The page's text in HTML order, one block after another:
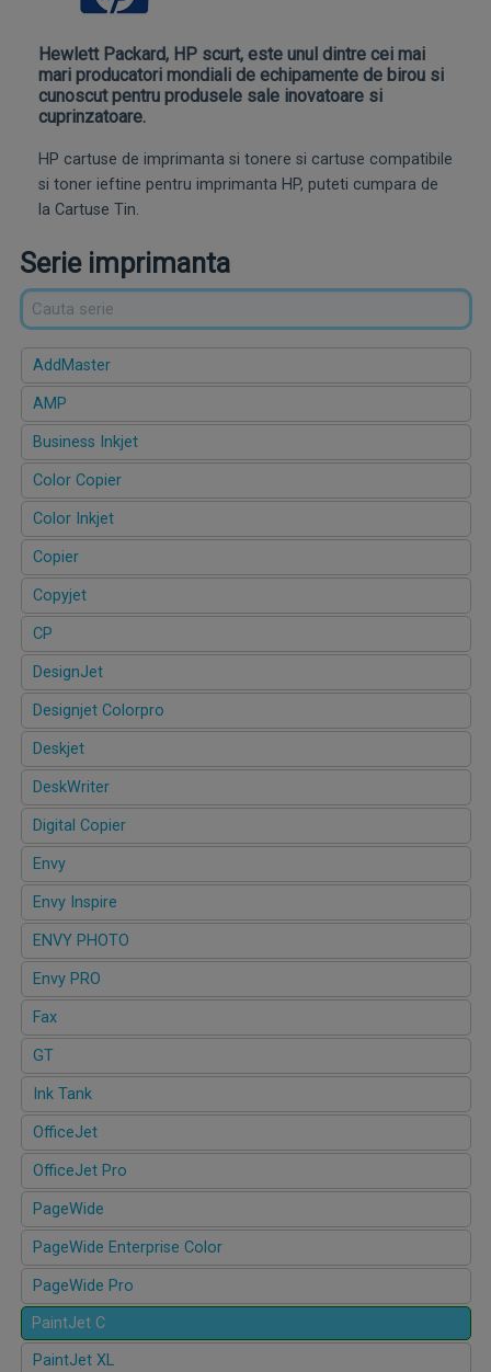
Hewlett Packard, HP scurt, este unul dintre cei mai
mari producatori mondiali de echipamente de birou si
cunoscut pentru produsele sale inovatoare si
cuprinzatoare.
HP cartuse de imprimanta si tonere si cartuse compatibile
si toner ieftine pentru imprimanta HP, puteti cumpara de
la Cartuse Tin.
Serie imprimanta
AddMaster
AMP
Business Inkjet
Color Copier
Color Inkjet
Copier
Copyjet
CP
DesignJet
Designjet Colorpro
Deskjet
DeskWriter
Digital Copier
Envy
Envy Inspire
ENVY PHOTO
Envy PRO
Fax
GT
Ink Tank
OfficeJet
OfficeJet Pro
PageWide
PageWide Enterprise Color
PageWide Pro
PaintJet C
PaintJet XL